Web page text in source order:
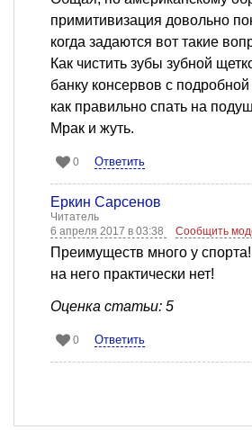
примитивизация довольно
когда задаются вот такие
Как чистить зубы зубной
банку консервов с подробной
как правильно спать на
Мрак и жуть.
0 Ответить
Еркин Сарсенов
Читатель
6 апреля 2017 в 03:38
Сообщить
Преимуществ много у
на него практически нет!
Оценка статьи: 5
0 Ответить